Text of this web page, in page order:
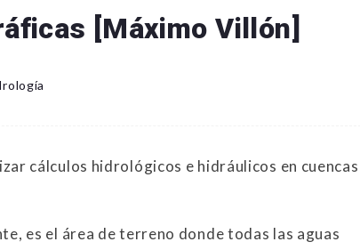
[Máximo Villón]
cálculos hidrológicos e hidráulicos en cuencas
es el área de terreno donde todas las aguas